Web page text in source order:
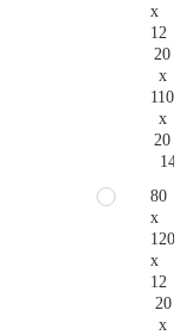
x
12
20
x
110
x
20
80
x
120
x
12
20
x